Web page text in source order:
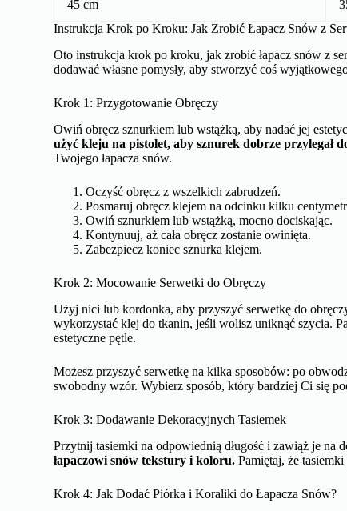
45 cm
Instrukcja Krok po Kroku: Jak Zrobić Łapacz Snów z
Oto instrukcja krok po kroku, jak zrobić łapacz snów z
dodawać własne pomysły, aby stworzyć coś
Krok 1: Przygotowanie Obręczy
Owiń obręcz sznurkiem lub wstążką, aby nadać jej
użyć kleju na pistolet, aby sznurek dobrze przylegał
Twojego łapacza snów.
Oczyść obręcz z wszelkich zabrudzeń.
Posmaruj obręcz klejem na odcinku kilku
Owiń sznurkiem lub wstążką, mocno dociskając.
Kontynuuj, aż cała obręcz zostanie owinięta.
Zabezpiecz koniec sznurka klejem.
Krok 2: Mocowanie Serwetki do Obręczy
Użyj nici lub kordonka, aby przyszyć serwetkę do
wykorzystać klej do tkanin, jeśli wolisz uniknąć szycia.
estetyczne pętle.
Możesz przyszyć serwetkę na kilka sposobów: po
swobodny wzór. Wybierz sposób, który bardziej Ci się
Krok 3: Dodawanie Dekoracyjnych Tasiemek
Przytnij tasiemki na odpowiednią długość i zawiąż je na
łapaczowi snów tekstury i koloru. Pamiętaj, że
Krok 4: Jak Dodać Piórka i Koraliki do Łapacza Snów?